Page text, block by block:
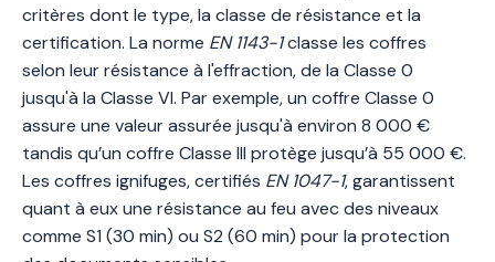
critères dont le type, la classe de résistance et la
certification. La norme EN 1143-1classe les coffres
selon leur résistance à l'effraction, de la Classe 0
jusqu'à la Classe VI. Par exemple, un coffre Classe 0
assure une valeur assurée jusqu'à environ 8 000 €
tandis qu’un coffre Classe III protège jusqu’à 55 000 €.
Les coffres ignifuges, certifiés EN 1047-1, garantissent
quant à eux une résistance au feu avec des niveaux
comme S1 (30 min) ou S2 (60 min) pour la protection